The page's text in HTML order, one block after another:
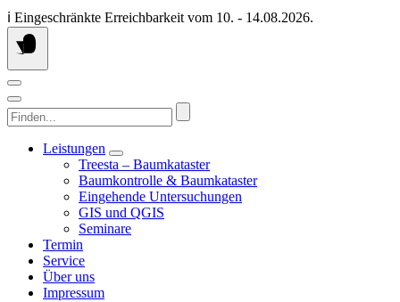
Springen
Sie
zum
ℹ️ Eingeschränkte Erreichbarkeit vom 10. - 14.08.2026.
Finden...
Leistungen
Treesta – Baumkataster
Baumkontrolle & Baumkataster
Eingehende Untersuchungen
GIS und QGIS
Seminare
Termin
Service
Über uns
Impressum